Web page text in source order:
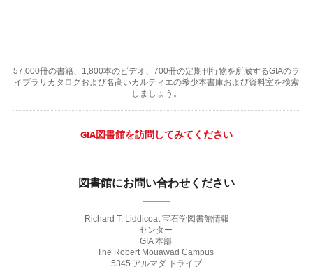
57,000冊の書籍、1,800本のビデオ、700冊の定期刊行物を所蔵するGIAのラ
イブラリカタログおよび名高いカルティエの希少本書庫および資料室を検索
しましょう。
GIA図書館を訪問してみてください
図書館にお問い合わせください
Richard T. Liddicoat 宝石学図書館情報
センター
GIA 本部
The Robert Mouawad Campus
5345 アルマダ ドライブ